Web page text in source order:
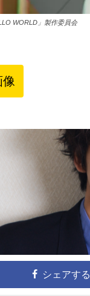
WORLD」製作委員会
シェアする